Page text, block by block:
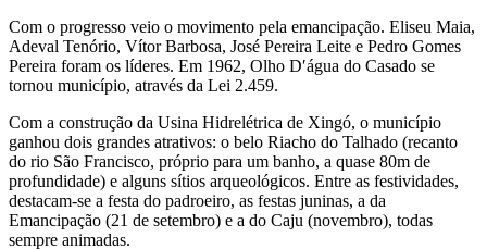
Com o progresso veio o movimento pela emancipação. Eliseu Maia,
Adeval Tenório, Vítor Barbosa, José Pereira Leite e Pedro Gomes
Pereira foram os líderes. Em 1962, Olho D′água do Casado se
tornou município, através da Lei 2.459.
Com a construção da Usina Hidrelétrica de Xingó, o município
ganhou dois grandes atrativos: o belo Riacho do Talhado (recanto
do rio São Francisco, próprio para um banho, a quase 80m de
profundidade) e alguns sítios arqueológicos. Entre as festividades,
destacam-se a festa do padroeiro, as festas juninas, a da
Emancipação (21 de setembro) e a do Caju (novembro), todas
sempre animadas.